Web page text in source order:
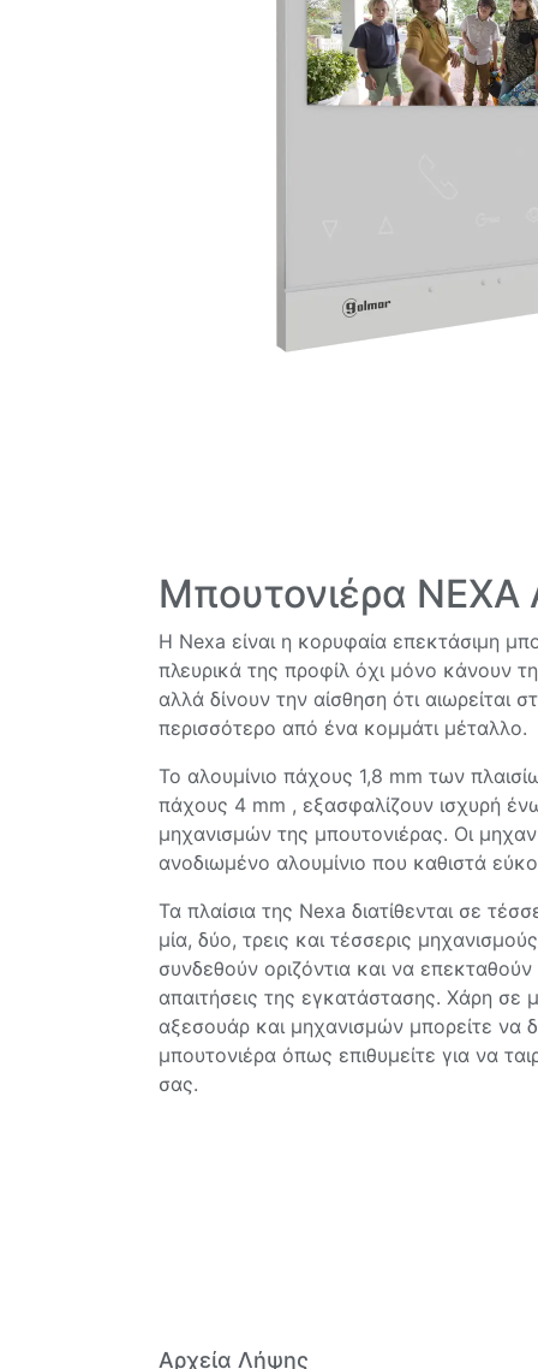
Μπουτονιέρα NEXA
Η Nexa είναι η κορυφαία επεκτάσιμη
πλευρικά της προφίλ όχι μόνο κάνουν
αλλά δίνουν την αίσθηση ότι αιωρείται
περισσότερο από ένα κομμάτι μέταλλο.
Το αλουμίνιο πάχους 1,8 mm των
πάχους 4 mm , εξασφαλίζουν ισχυρή
μηχανισμών της μπουτονιέρας. Οι
ανοδιωμένο αλουμίνιο που καθιστά
Τα πλαίσια της Nexa διατίθενται σε
μία, δύο, τρεις και τέσσερις
συνδεθούν οριζόντια και να
απαιτήσεις της εγκατάστασης. Χάρη σε
αξεσουάρ και μηχανισμών μπορείτε να
μπουτονιέρα όπως επιθυμείτε για να
σας.
Αρχεία Λήψης